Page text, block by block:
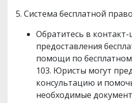
5. Система бесплатной
Обратитесь в
предоставления
помощи по
103. Юристы могут
консультацию и
необходимые